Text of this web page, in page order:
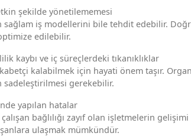
şekilde yönetilememesi
sağlam iş modellerini bile tehdit edebilir.
edilebilir.
kaybı ve iç süreçlerdeki tıkanıklıklar
kalabilmek için hayati önem taşır.
gerekebilir.
yapılan hatalar
bağlılığı zayıf olan işletmelerin gelişimi
ulaşmak mümkündür.